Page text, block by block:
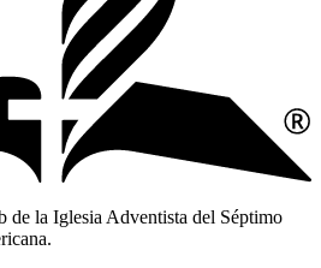
de la Iglesia Adventista del Séptimo